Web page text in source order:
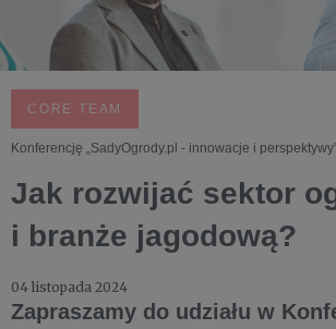
CORE TEAM
Konferencję „SadyOgrody.pl - innowacje i
Jak rozwijać sektor
i branże jagodową?
04 listopada 2024
Zapraszamy do udziału w